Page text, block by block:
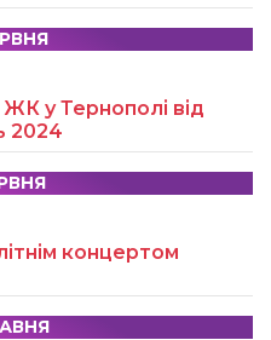
ЖК у Тернополі від
2024
концертом